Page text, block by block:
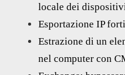
locale dei
Esportazione IP
Estrazione di un
nel computer con